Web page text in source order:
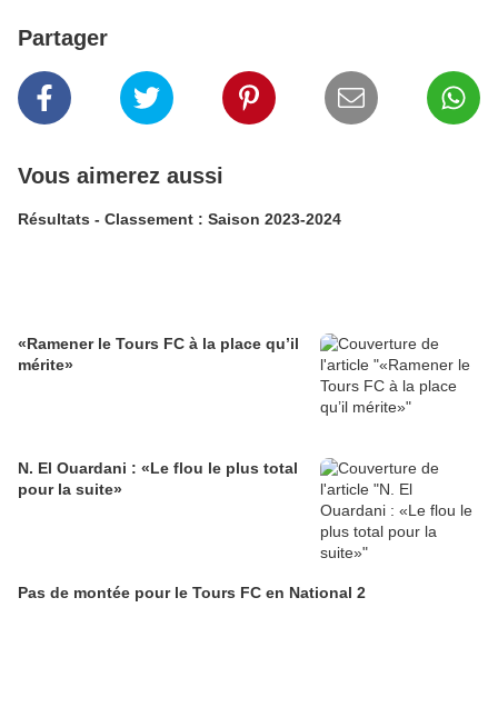
Partager
Vous aimerez aussi
Résultats - Classement : Saison 2023-2024
«Ramener le Tours FC à la place qu’il
mérite»
N. El Ouardani : «Le flou le plus total
pour la suite»
Pas de montée pour le Tours FC en National 2